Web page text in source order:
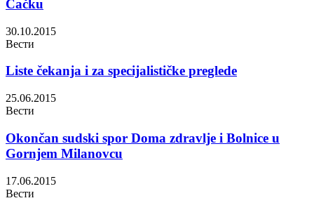
Čačku
30.10.2015
Вести
Liste čekanja i za specijalističke preglede
25.06.2015
Вести
Okončan sudski spor Doma zdravlje i Bolnice u
Gornjem Milanovcu
17.06.2015
Вести